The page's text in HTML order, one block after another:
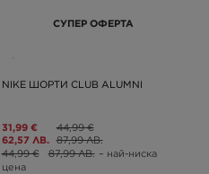
СУПЕР ОФЕРТА
NIKE ШОРТИ CLUB ALUMNI
31,99 €
62,57 ЛВ.
44,99 €
87,99 ЛВ.
44,99 €
87,99 ЛВ. – най-ниска
цена